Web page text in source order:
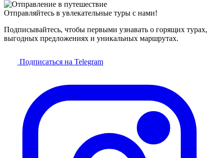
Отправляйтесь в увлекательные туры с нами!
Подписывайтесь, чтобы первыми узнавать о горящих турах,
выгодных предложениях и уникальных маршрутах.
Подписаться на Telegram